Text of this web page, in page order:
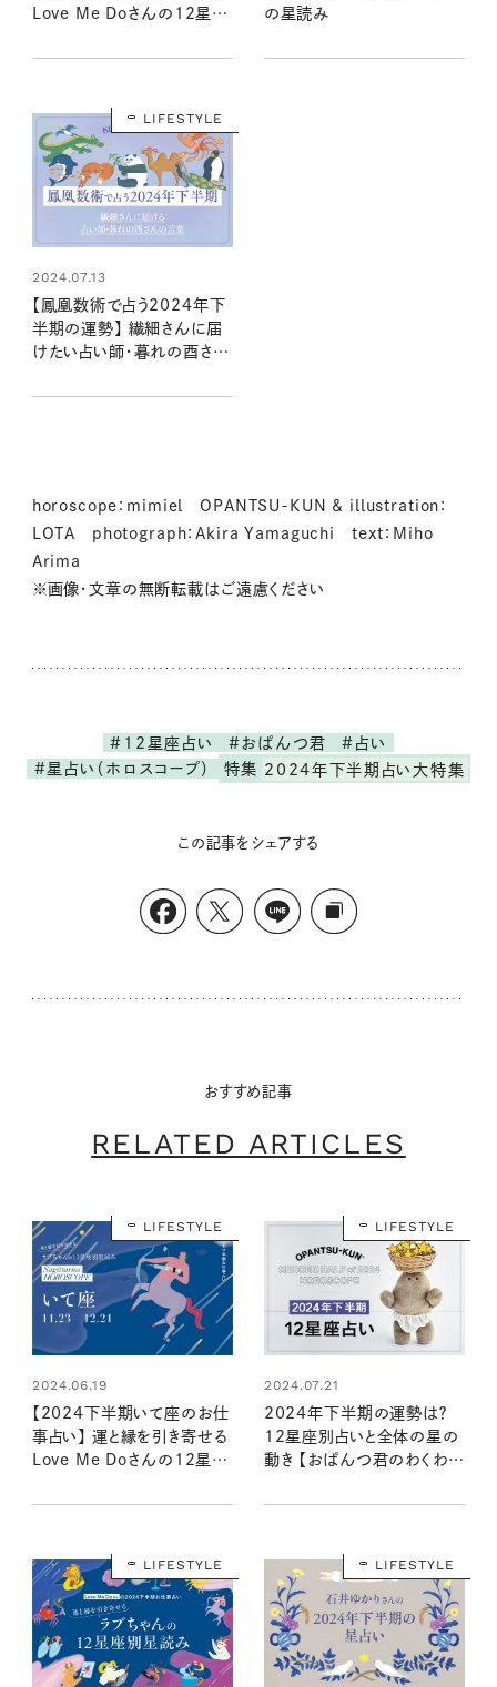
Love Me Doさんの12星座
の星読み
LIFESTYLE
2024.07.13
【鳳凰数術で占う2024年下
半期の運勢】 繊細さんに届
けたい占い師・暮れの酉さん
horoscope：mimiel OPANTSU-KUN & illustration：
LOTA photograph：Akira Yamaguchi text：Miho
Arima
※画像・文章の無断転載はご遠慮ください
#12星座占い #おぱんつ君
#占い
#星占い（ホロスコープ）
特集 2024年下半期占い大特集
この記事をシェアする
おすすめ記事
RELATED ARTICLES
LIFESTYLE
2024.06.19
【2024下半期いて座のお仕
事占い】 運と縁を引き寄せる
Love Me Doさんの12星座
LIFESTYLE
2024.07.21
2024年下半期の運勢は？
12星座別占いと全体の星の
動き 【おぱんつ君のわくわく
LIFESTYLE LIFESTYLE